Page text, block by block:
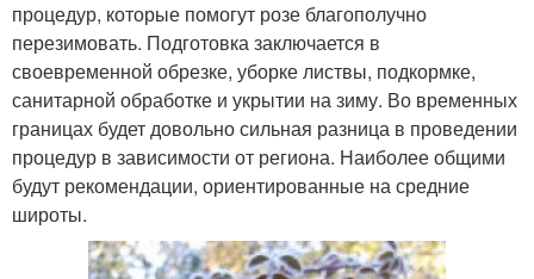
процедур, которые помогут розе благополучно
перезимовать. Подготовка заключается в
своевременной обрезке, уборке листвы, подкормке,
санитарной обработке и укрытии на зиму. Во временных
границах будет довольно сильная разница в проведении
процедур в зависимости от региона. Наиболее общими
будут рекомендации, ориентированные на средние
широты.